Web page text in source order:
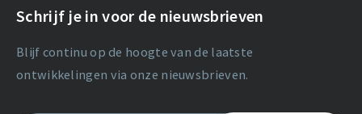
Schrijf je in voor de nieuwsbrieven
Blijf continu op de hoogte van de laatste
ontwikkelingen via onze nieuwsbrieven.